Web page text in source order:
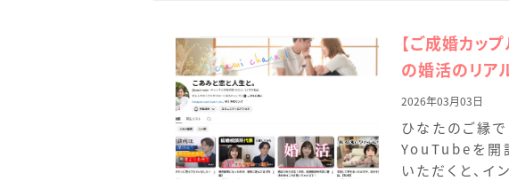
【ご成婚カッ
の婚活のリア
2026年03月03日
ひなたのご縁
YouTubeを開
いただくと、イ